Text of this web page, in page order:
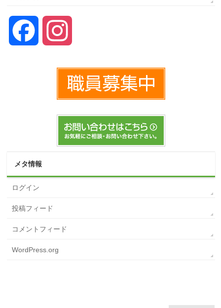
Facebook
メタ情報
ログイン
投稿フィード
コメントフィード
WordPress.org